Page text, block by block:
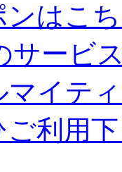
ンはこ
サービ
マイテ
利用